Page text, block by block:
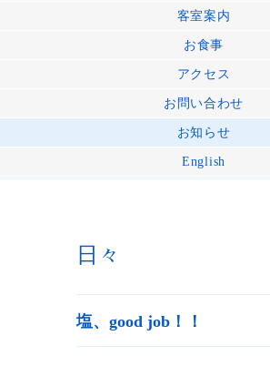
客室案内
お食事
アクセス
お問い合わせ
お知らせ
English
日々
塩、good job！！